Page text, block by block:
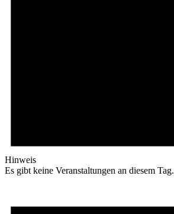
Hinweis
Es gibt keine Veranstaltungen an diesem Tag.